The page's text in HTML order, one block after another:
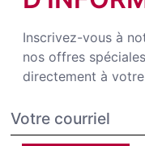
Inscrivez-vous à
nos offres
directement à